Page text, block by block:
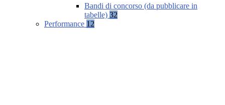
Bandi di concorso (da pubblicare in
tabelle) 32
Performance 12